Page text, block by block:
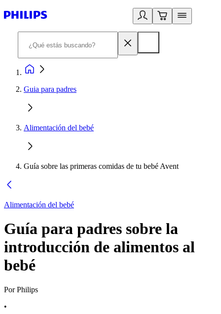
Guia para padres
Alimentación del bebé
Guía sobre las primeras comidas de tu bebé Avent
Alimentación del bebé
Guía para padres sobre la
introducción de alimentos al
bebé
Por Philips
•